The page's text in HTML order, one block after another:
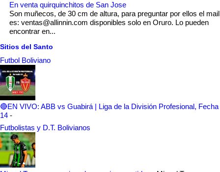
En venta quirquinchitos de San Jose
Son muñecos, de 30 cm de altura, para preguntar por ellos el mail
es: ventas@allinnin.com disponibles solo en Oruro. Lo pueden
encontrar en...
Sitios del Santo
Futbol Boliviano
🔴EN VIVO: ABB vs Guabirá | Liga de la División Profesional, Fecha
14 -
Futbolistas y D.T. Bolivianos